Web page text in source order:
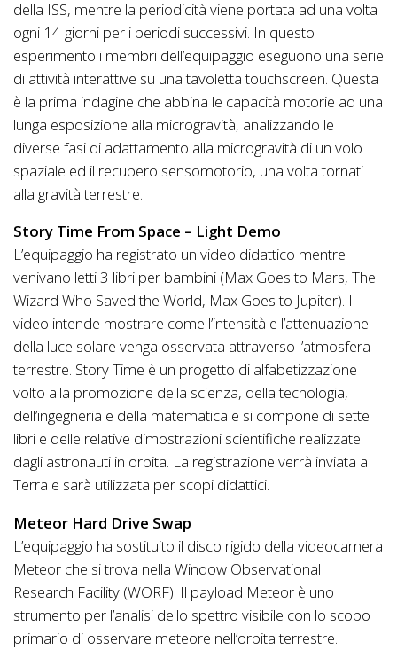
della ISS, mentre la periodicità viene portata ad una volta
ogni 14 giorni per i periodi successivi. In questo
esperimento i membri dell’equipaggio eseguono una serie
di attività interattive su una tavoletta touchscreen. Questa
è la prima indagine che abbina le capacità motorie ad una
lunga esposizione alla microgravità, analizzando le
diverse fasi di adattamento alla microgravità di un volo
spaziale ed il recupero sensomotorio, una volta tornati
alla gravità terrestre.
Story Time From Space – Light Demo
L’equipaggio ha registrato un video didattico mentre
venivano letti 3 libri per bambini (Max Goes to Mars, The
Wizard Who Saved the World, Max Goes to Jupiter). Il
video intende mostrare come l’intensità e l’attenuazione
della luce solare venga osservata attraverso l’atmosfera
terrestre. Story Time è un progetto di alfabetizzazione
volto alla promozione della scienza, della tecnologia,
dell’ingegneria e della matematica e si compone di sette
libri e delle relative dimostrazioni scientifiche realizzate
dagli astronauti in orbita. La registrazione verrà inviata a
Terra e sarà utilizzata per scopi didattici.
Meteor Hard Drive Swap
L’equipaggio ha sostituito il disco rigido della videocamera
Meteor che si trova nella Window Observational
Research Facility (WORF). Il payload Meteor è uno
strumento per l’analisi dello spettro visibile con lo scopo
primario di osservare meteore nell’orbita terrestre.